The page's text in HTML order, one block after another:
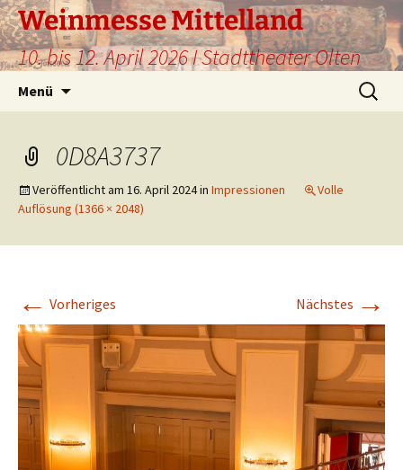
Weinmesse Mittelland
10. bis 12. April 2026 I Stadttheater Olten
Menü
Suche
nach:
0D8A3737
Veröffentlicht am 16. April 2024in Impressionen
Volle
Auflösung (1366 × 2048)
← Vorheriges Nächstes →